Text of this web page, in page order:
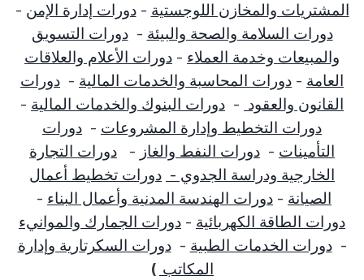
المشتريات والمخازن اللوجستية- دورات إدارة الإمن-
دورات السلامة والصحة والبيئة-
دورات التسويق
والمبيعات وخدمة العملاء- دورات الأعلام والعلاقات
العامة- دورات المحاسبة والخدمات المالية-
دورات
القانون والعقود - دورات البنوك والخدمات المالية-
دورات التخطيط وإدارة المشروعات-
دورات
التأمينات- دورات النفط والغاز -
دورات التجارة
الخارجية ودراسة الجدوي - دورات تخطيط أعمال
الصيانة- دورات الهندسة المدنية وأعمال البناء-
دورات الطاقة الكهربائية- دورات الجمارك والموانيء
-
دورات الخدمات الطبية-
دورات السكرتارية وإدارة
المكاتب )